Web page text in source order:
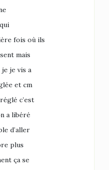
fois où ils
mais
je vis a
et cm
c’est
a libéré
d’aller
plus
ça se